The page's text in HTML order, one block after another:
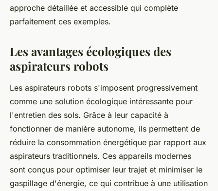
approche détaillée et accessible qui complète
parfaitement ces exemples.
Les avantages écologiques des
aspirateurs robots
Les aspirateurs robots s'imposent progressivement
comme une solution écologique intéressante pour
l'entretien des sols. Grâce à leur capacité à
fonctionner de manière autonome, ils permettent de
réduire la consommation énergétique par rapport aux
aspirateurs traditionnels. Ces appareils modernes
sont conçus pour optimiser leur trajet et minimiser le
gaspillage d'énergie, ce qui contribue à une utilisation